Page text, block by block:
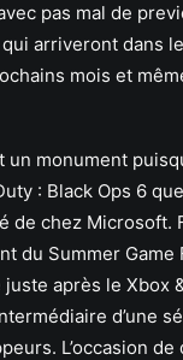
pas mal de
arriveront dans
mois et
un monument
: Black Ops 6 que
de chez Microsoft.
du Summer Game
après le Xbox
d’une
L’occasion